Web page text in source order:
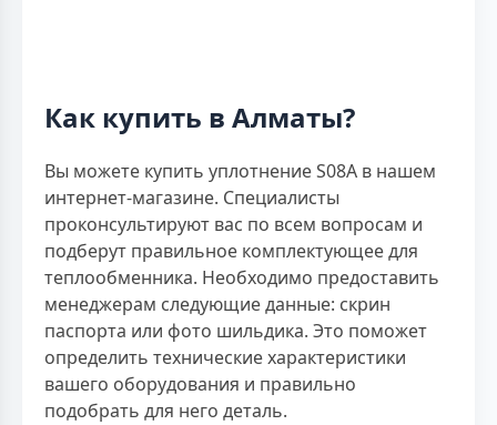
Как купить в Алматы?
Вы можете купить уплотнение S08A в нашем
интернет-магазине. Специалисты
проконсультируют вас по всем вопросам и
подберут правильное комплектующее для
теплообменника. Необходимо предоставить
менеджерам следующие данные: скрин
паспорта или фото шильдика. Это поможет
определить технические характеристики
вашего оборудования и правильно
подобрать для него деталь.